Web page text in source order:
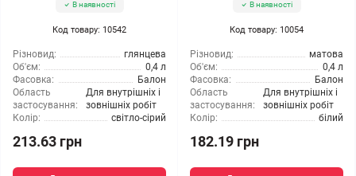
В наявності
Код товару: 10542
Різновид:
глянцева
Об'єм:
0,4 л
Фасовка:
Балон
Область
застосування:
Для внутрішніх і
зовнішніх робіт
Колір:
світло-сірий
213.63 грн
В наявності
Код товару: 10054
Різновид:
матова
Об'єм:
0,4 л
Фасовка:
Балон
Область
застосування:
Для внутрішніх і
зовнішніх робіт
Колір:
білий
182.19 грн